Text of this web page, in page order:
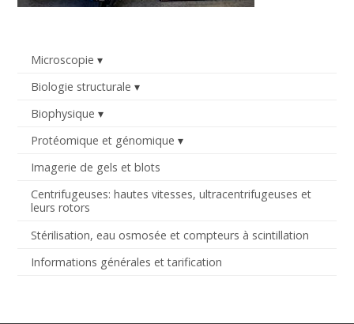
Microscopie
Biologie structurale
Biophysique
Protéomique et génomique
Imagerie de gels et blots
Centrifugeuses: hautes vitesses, ultracentrifugeuses et
leurs rotors
Stérilisation, eau osmosée et compteurs à scintillation
Informations générales et tarification